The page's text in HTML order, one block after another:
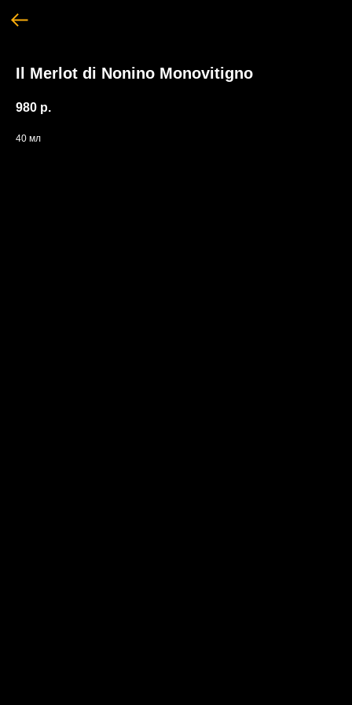
Il Merlot di Nonino Monovitigno
980 р.
40 мл